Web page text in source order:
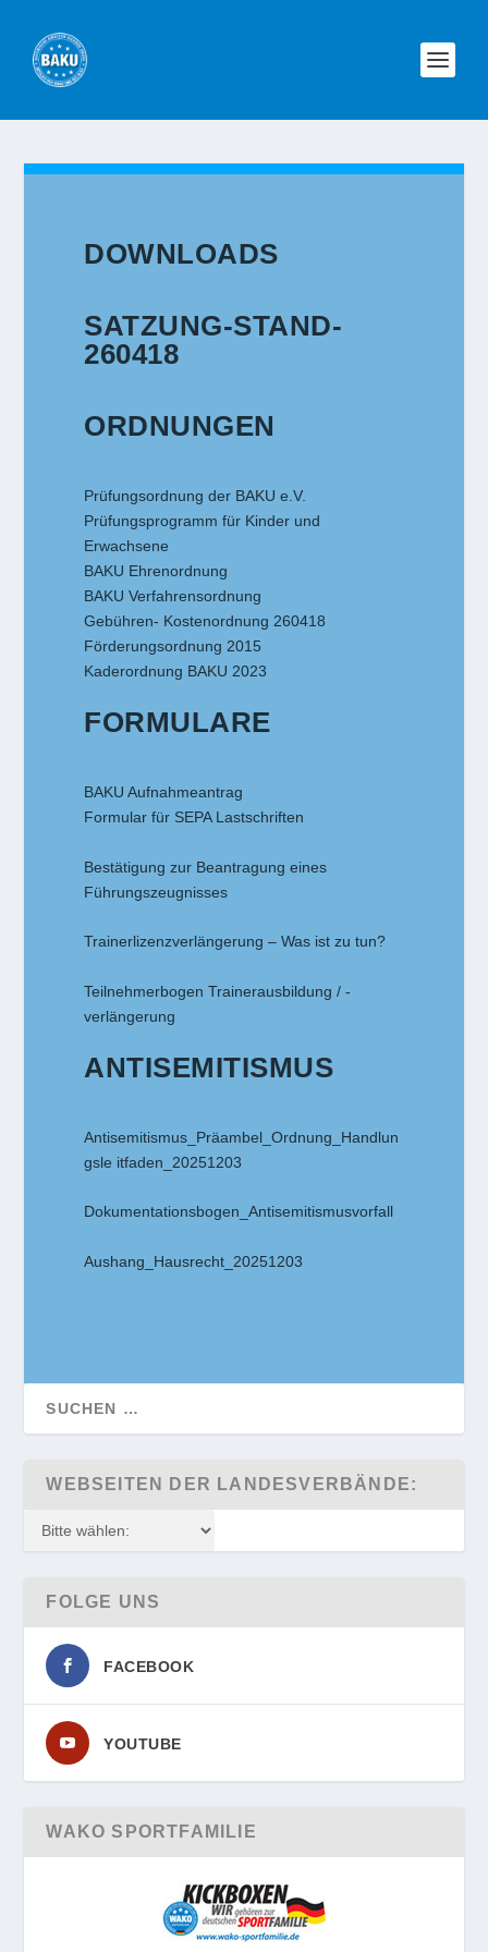
DOWNLOADS
SATZUNG-STAND-
260418
ORDNUNGEN
Prüfungsordnung der BAKU e.V.
Prüfungsprogramm für Kinder und
Erwachsene
BAKU Ehrenordnung
BAKU Verfahrensordnung
Gebühren- Kostenordnung 260418
Förderungsordnung 2015
Kaderordnung BAKU 2023
FORMULARE
BAKU Aufnahmeantrag
Formular für SEPA Lastschriften
Bestätigung zur Beantragung eines
Führungszeugnisses
Trainerlizenzverlängerung – Was ist zu tun?
Teilnehmerbogen Trainerausbildung / -
verlängerung
ANTISEMITISMUS
Antisemitismus_Präambel_Ordnung_Handlun
gsle itfaden_20251203
Dokumentationsbogen_Antisemitismusvorfall
Aushang_Hausrecht_20251203
WEBSEITEN DER LANDESVERBÄNDE:
FOLGE UNS
FACEBOOK
YOUTUBE
WAKO SPORTFAMILIE